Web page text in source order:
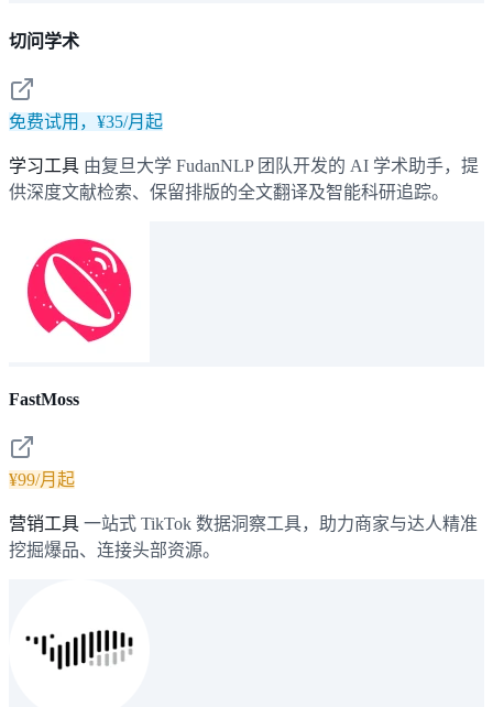
切问学术
免费试用，¥35/月起
学习工具 由复旦大学 FudanNLP 团队开发的 AI 学术助手，提
供深度文献检索、保留排版的全文翻译及智能科研追踪。
FastMoss
¥99/月起
营销工具 一站式 TikTok 数据洞察工具，助力商家与达人精准
挖掘爆品、连接头部资源。